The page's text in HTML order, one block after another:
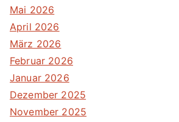
Mai 2026
April 2026
März 2026
Februar 2026
Januar 2026
Dezember 2025
November 2025